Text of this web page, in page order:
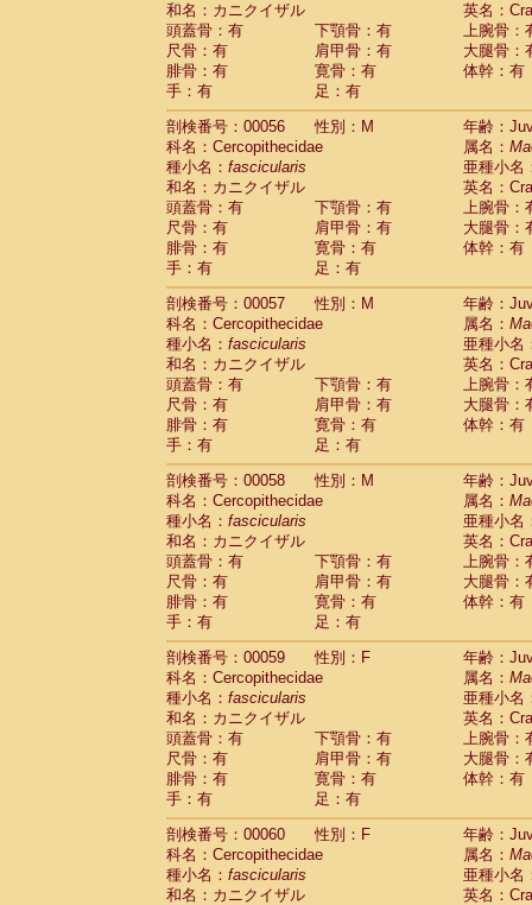
和名：カニクイザル
英名：
頭蓋骨：有
下顎骨：有
上腕骨：
尺骨：有
肩甲骨：有
大腿骨：
腓骨：有
寛骨：有
体幹：有
手：有
足：有
剖検番号：00056
性別：M
年齢：
科名：Cercopithecidae
属名：
種小名： fascicularis
亜種小名
和名：カニクイザル
英名：
頭蓋骨：有
下顎骨：有
上腕骨：
尺骨：有
肩甲骨：有
大腿骨：
腓骨：有
寛骨：有
体幹：有
手：有
足：有
剖検番号：00057
性別：M
年齢：
科名：Cercopithecidae
属名：
種小名： fascicularis
亜種小名
和名：カニクイザル
英名：
頭蓋骨：有
下顎骨：有
上腕骨：
尺骨：有
肩甲骨：有
大腿骨：
腓骨：有
寛骨：有
体幹：有
手：有
足：有
剖検番号：00058
性別：M
年齢：
科名：Cercopithecidae
属名：
種小名： fascicularis
亜種小名
和名：カニクイザル
英名：
頭蓋骨：有
下顎骨：有
上腕骨：
尺骨：有
肩甲骨：有
大腿骨：
腓骨：有
寛骨：有
体幹：有
手：有
足：有
剖検番号：00059
性別：F
年齢：
科名：Cercopithecidae
属名：
種小名： fascicularis
亜種小名
和名：カニクイザル
英名：
頭蓋骨：有
下顎骨：有
上腕骨：
尺骨：有
肩甲骨：有
大腿骨：
腓骨：有
寛骨：有
体幹：有
手：有
足：有
剖検番号：00060
性別：F
年齢：
科名：Cercopithecidae
属名：
種小名： fascicularis
亜種小名
和名：カニクイザル
英名：